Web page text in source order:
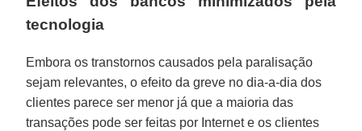
tecnologia
Embora os transtornos causados pela paralisação
sejam relevantes, o efeito da greve no dia-a-dia dos
clientes parece ser menor já que a maioria das
transações pode ser feitas por Internet e os clientes